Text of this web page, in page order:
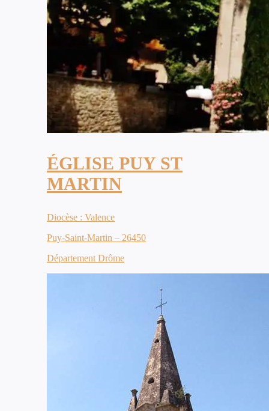
ÉGLISE PUY ST
MARTIN
Diocèse : Valence
Puy-Saint-Martin – 26450
Département Drôme